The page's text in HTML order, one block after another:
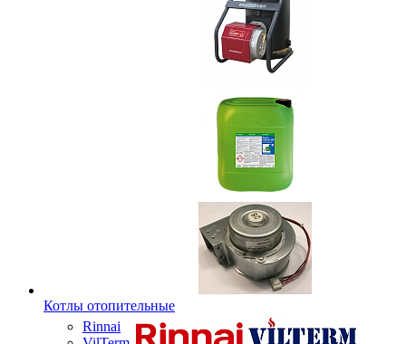
Котлы отопительные
Rinnai